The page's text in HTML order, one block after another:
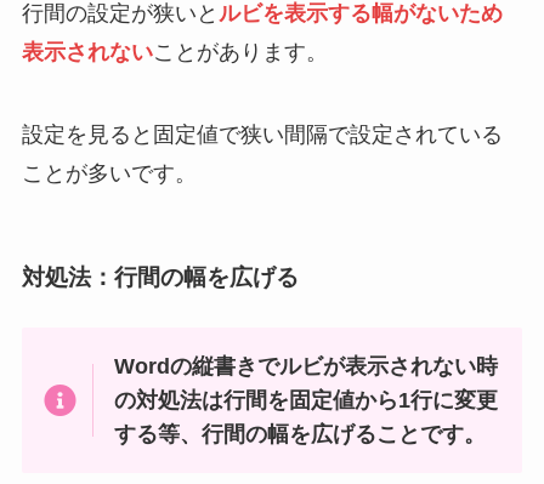
行間の設定が狭いと ルビを表示する幅がないため
表示されないことがあります。
設定を見ると固定値で狭い間隔で設定されている
ことが多いです。
対処法：行間の幅を広げる
Wordの縦書きでルビが表示されない時
の対処法は行間を固定値から1行に変更
する等、行間の幅を広げることです。